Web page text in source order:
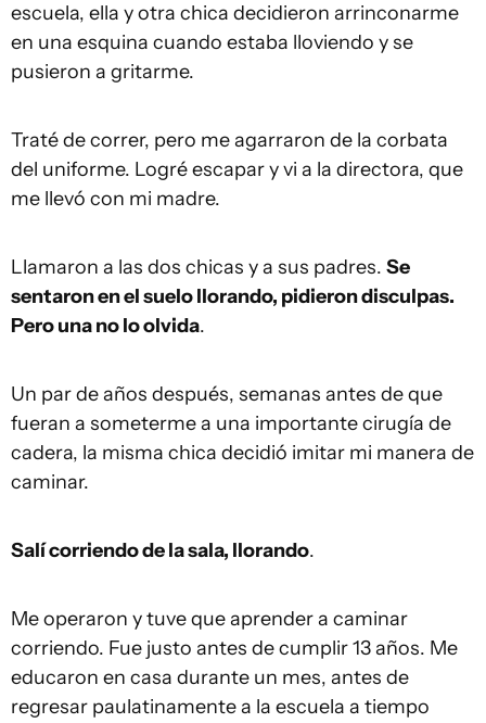
escuela, ella y otra chica decidieron arrinconarme
en una esquina cuando estaba lloviendo y se
pusieron a gritarme.
Traté de correr, pero me agarraron de la corbata
del uniforme. Logré escapar y vi a la directora, que
me llevó con mi madre.
Llamaron a las dos chicas y a sus padres. Se
sentaron en el suelo llorando, pidieron disculpas.
Pero una no lo olvida.
Un par de años después, semanas antes de que
fueran a someterme a una importante cirugía de
cadera, la misma chica decidió imitar mi manera de
caminar.
Salí corriendo de la sala, llorando.
Me operaron y tuve que aprender a caminar
corriendo. Fue justo antes de cumplir 13 años. Me
educaron en casa durante un mes, antes de
regresar paulatinamente a la escuela a tiempo